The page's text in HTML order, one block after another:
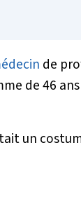
de
de 46
un